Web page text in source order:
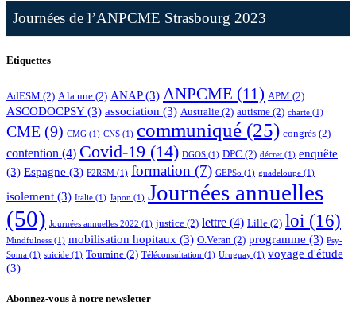
Journées de l’ANPCME Strasbourg 2023
Etiquettes
AdESM (2) A la une (2) ANAP(3) ANPCME (11) APM (2)
ASCODOCPSY(3) association (3) Australie (2) autisme (2) charte (1)
CME (9) CMG (1) CNS (1) communiqué (25) congrès (2)
contention (4) Covid-19 (14) DGOS (1) DPC (2) décret (1) enquête
(3) Espagne (3) F2RSM (1) formation (7) GEPSo (1) guadeloupe (1)
isolement (3) Italie (1) Japon (1) Journées annuelles
(50) Journées annuelles 2022 (1) justice (2) lettre (4) Lille (2) loi (16)
Mindfulness (1) mobilisation hopitaux (3) O.Veran (2) programme (3) Psy-
Soma (1) suicide (1) Touraine (2) Téléconsultation (1) Uruguay (1) voyage d'étude
(3)
Abonnez-vous à notre newsletter